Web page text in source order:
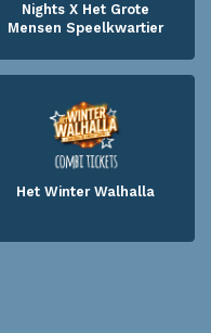
Nights X Het Grote
Mensen Speelkwartier
Het Winter Walhalla